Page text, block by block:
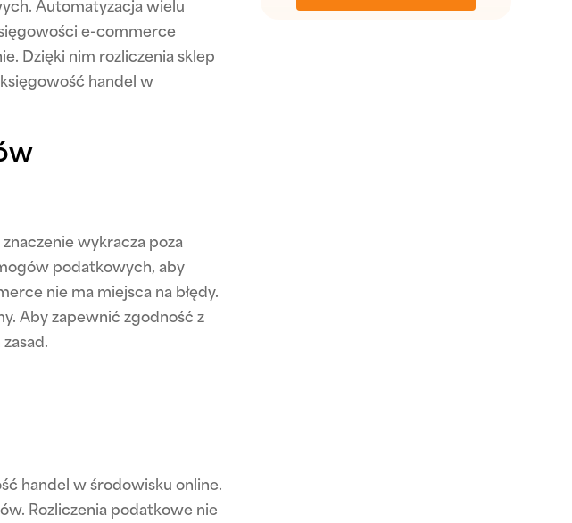
Automatyzacja wielu
e-commerce
Dzięki nim rozliczenia sklep
handel w
wykracza poza
podatkowych, aby
nie ma miejsca na błędy.
Aby zapewnić zgodność z
handel w środowisku online.
Rozliczenia podatkowe nie